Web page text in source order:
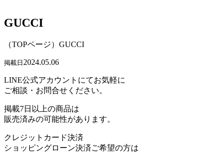
GUCCI
（TOPページ）GUCCI
掲載日 2024.05.06
LINE公式アカウントにてお気軽に
ご相談・お問合せください。
掲載7日以上の商品は
販売済みの可能性があります。
クレジットカード決済
ショッピングローン決済ご希望の方は